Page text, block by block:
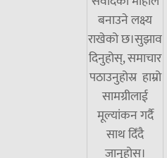
बनाउने लक्ष्य
राखेको छ।सुझाव
दिनुहोस्, समाचार
पठाउनुहोस्र हाम्रो
सामग्रीलाई
मूल्यांकन गर्दै
साथ दिँदै
जानुहोस्।